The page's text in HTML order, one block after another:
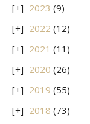
2023 (9)
2022 (12)
2021 (11)
2020 (26)
2019 (55)
2018 (73)